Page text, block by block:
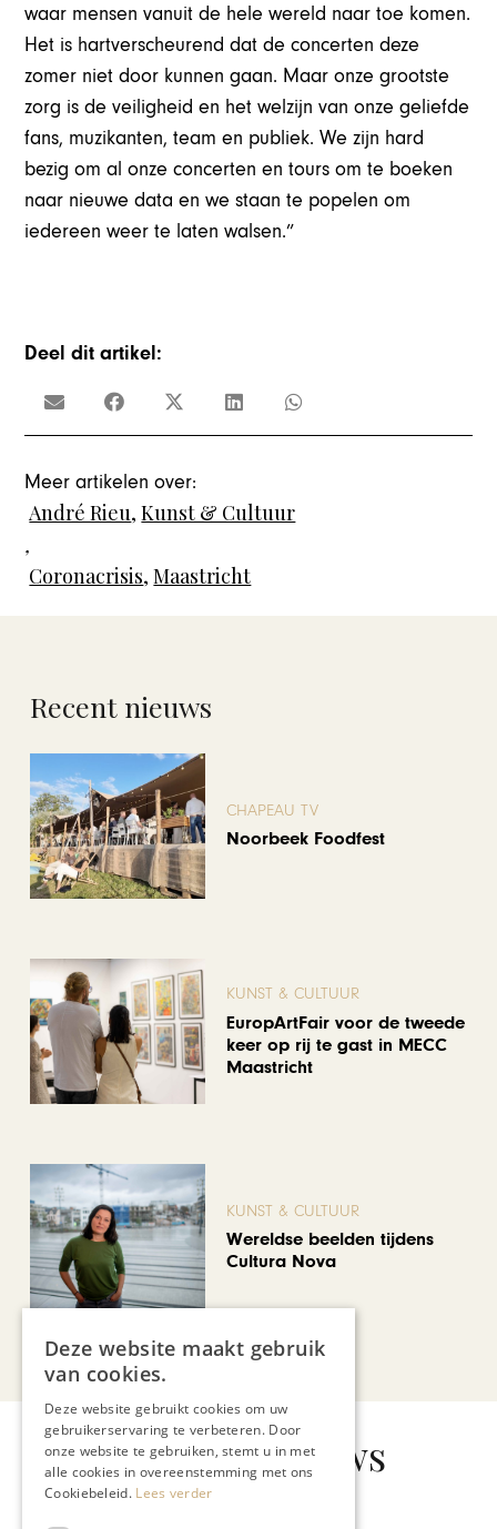
waar mensen vanuit de hele wereld naar toe komen.
Het is hartverscheurend dat de concerten deze
zomer niet door kunnen gaan. Maar onze grootste
zorg is de veiligheid en het welzijn van onze geliefde
fans, muzikanten, team en publiek. We zijn hard
bezig om al onze concerten en tours om te boeken
naar nieuwe data en we staan te popelen om
iedereen weer te laten walsen.”
Deel dit artikel:
Meer artikelen over:
André Rieu,Kunst & Cultuur
,
Coronacrisis,Maastricht
Recent nieuws
CHAPEAU TV
Noorbeek Foodfest
KUNST & CULTUUR
EuropArtFair voor de tweede
keer op rij te gast in MECC
Maastricht
KUNST & CULTUUR
Wereldse beelden tijdens
Cultura Nova
Bekijk alle artikelen
Gerelateerd nieuws
Deze website maakt gebruik
van cookies.
Deze website gebruikt cookies om uw
gebruikerservaring te verbeteren. Door
onze website te gebruiken, stemt u in met
alle cookies in overeenstemming met ons
Cookiebeleid. Lees verder